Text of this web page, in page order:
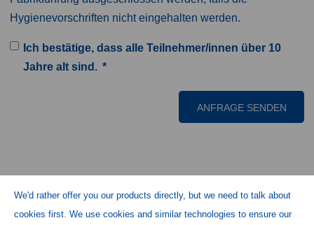
Hygienevorschriften nicht eingehalten werden.
Ich bestätige, dass alle Teilnehmer/innen über 10
Jahre alt sind.
We'd rather offer you our products directly, but we need to talk about
cookies first. We use cookies and similar technologies to ensure our